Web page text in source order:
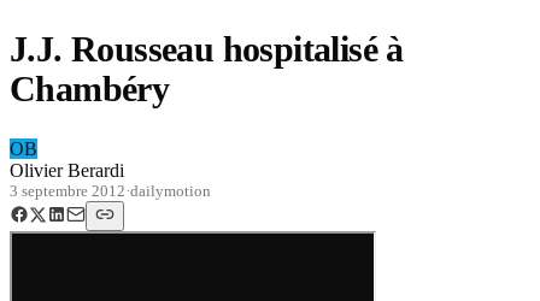
J.J. Rousseau hospitalisé à
Chambéry
OB
Olivier Berardi
3 septembre 2012·dailymotion